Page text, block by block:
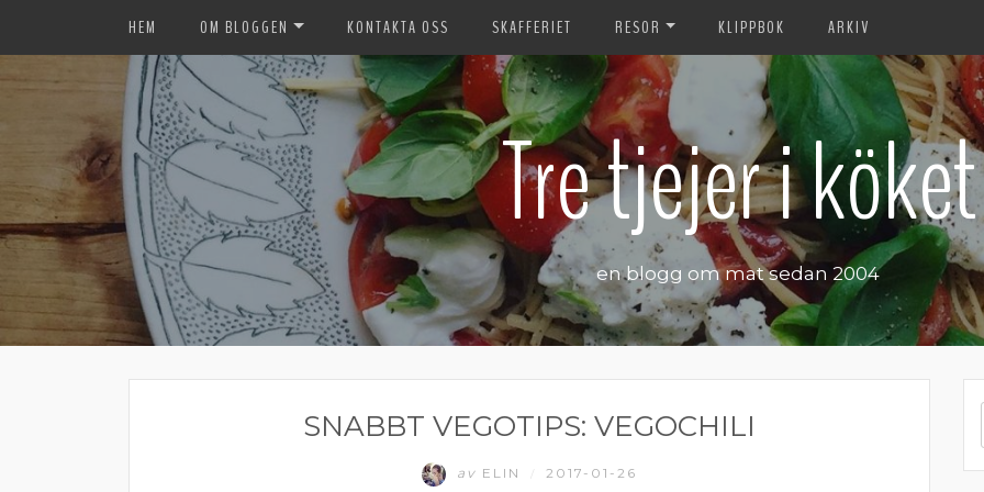
HEM OM BLOGGEN KONTAKTA OSS SKAFFERIET RESOR KLIPPBOK ARKIV
Tre tjejer i köket
en blogg om mat sedan 2004
SNABBT VEGOTIPS: VEGOCHILI
av ELIN 2017-01-26